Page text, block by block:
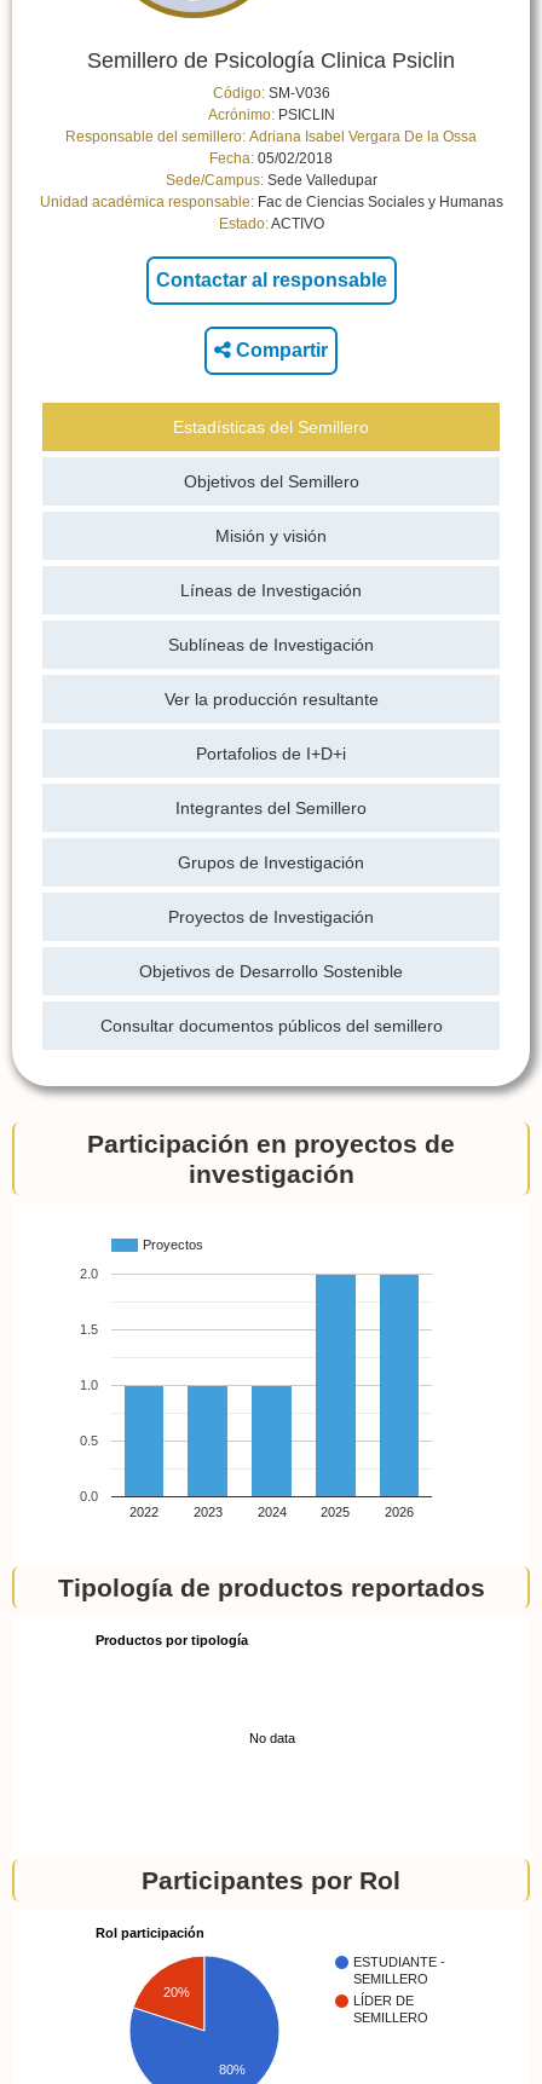
Semillero de Psicología Clinica Psiclin
Código:SM-V036
Acrónimo:PSICLIN
Responsable del semillero: Adriana Isabel Vergara De la Ossa
Fecha: 05/02/2018
Sede/Campus:Sede Valledupar
Unidad académica responsable:Fac de Ciencias Sociales y Humanas
Estado:ACTIVO
Compartir
Estadísticas del Semillero
Objetivos del Semillero
Misión y visión
Líneas de Investigación
Sublíneas de Investigación
Ver la producción resultante
Portafolios de I+D+i
Integrantes del Semillero
Grupos de Investigación
Proyectos de Investigación
Objetivos de Desarrollo Sostenible
Consultar documentos públicos del semillero
Participación en proyectos de
investigación
Proyectos
2022 2023 2024 2025 2026
0.0
0.5
1.0
1.5
2.0
Tipología de productos reportados
Productos por tipología
No data
Participantes por Rol
Rol participación
ESTUDIANTE -
SEMILLERO
LÍDER DE
SEMILLERO
20%
80%